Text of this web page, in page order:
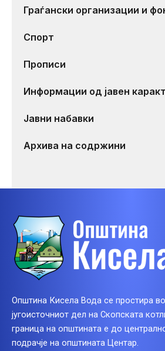
Граѓански организации и
Спорт
Прописи
Информации од јавен
Јавни набавки
Архива на содржини
Општина Кисела Вода се простира
југоисточниот дел на Скопската
граница на општината е до
подрачје на општината Центар.